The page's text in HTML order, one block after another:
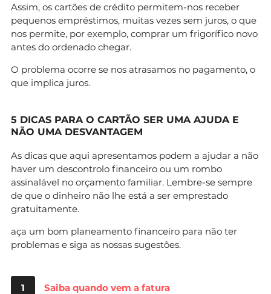
Assim, os cartões de crédito permitem-nos receber
pequenos empréstimos, muitas vezes sem juros, o que
nos permite, por exemplo, comprar um frigorífico novo
antes do ordenado chegar.
O problema ocorre se nos atrasamos no pagamento, o
que implica juros.
5 DICAS PARA O CARTÃO SER UMA AJUDA E
NÃO UMA DESVANTAGEM
As dicas que aqui apresentamos podem a ajudar a não
haver um descontrolo financeiro ou um rombo
assinalável no orçamento familiar. Lembre-se sempre
de que o dinheiro não lhe está a ser emprestado
gratuitamente.
aça um bom planeamento financeiro para não ter
problemas e siga as nossas sugestões.
1 Saiba quando vem a fatura